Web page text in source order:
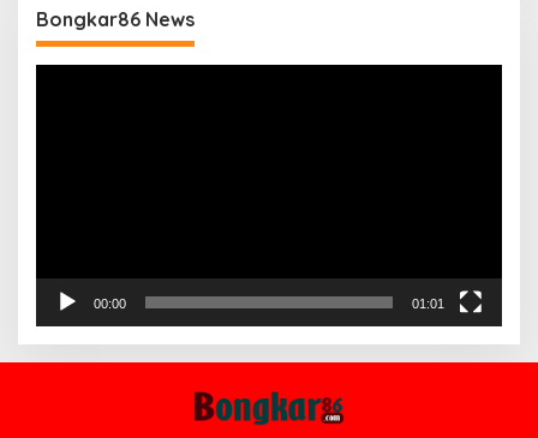
Bongkar86 News
00:00 01:01